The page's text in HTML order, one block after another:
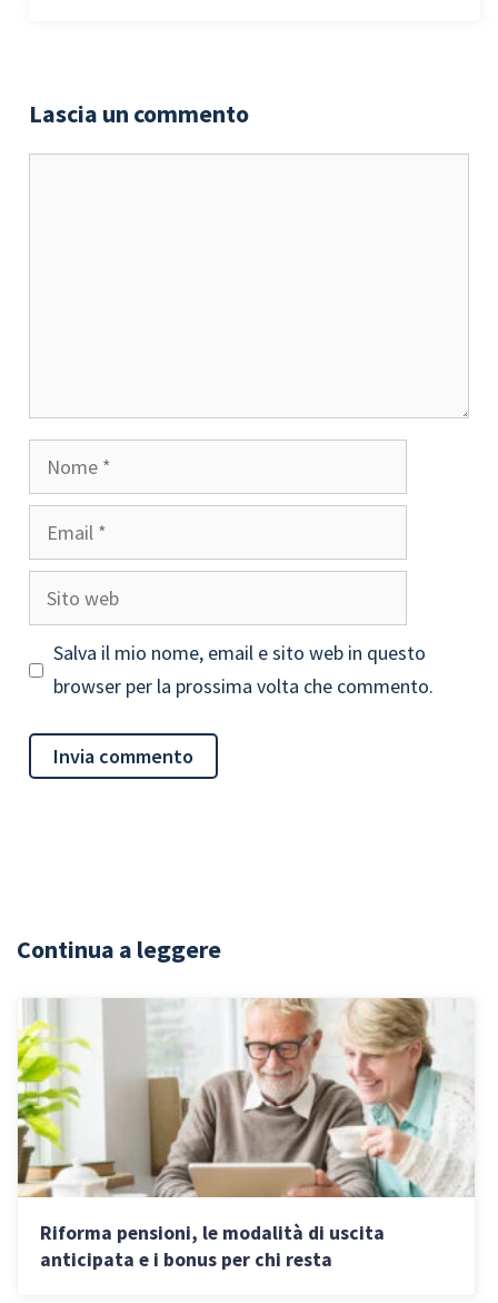
Lascia un commento
Nome
Email
Sito
web
Salva il mio nome, email e sito web in questo
browser per la prossima volta che commento.
Continua a leggere
Riforma pensioni, le modalità di uscita
anticipata e i bonus per chi resta